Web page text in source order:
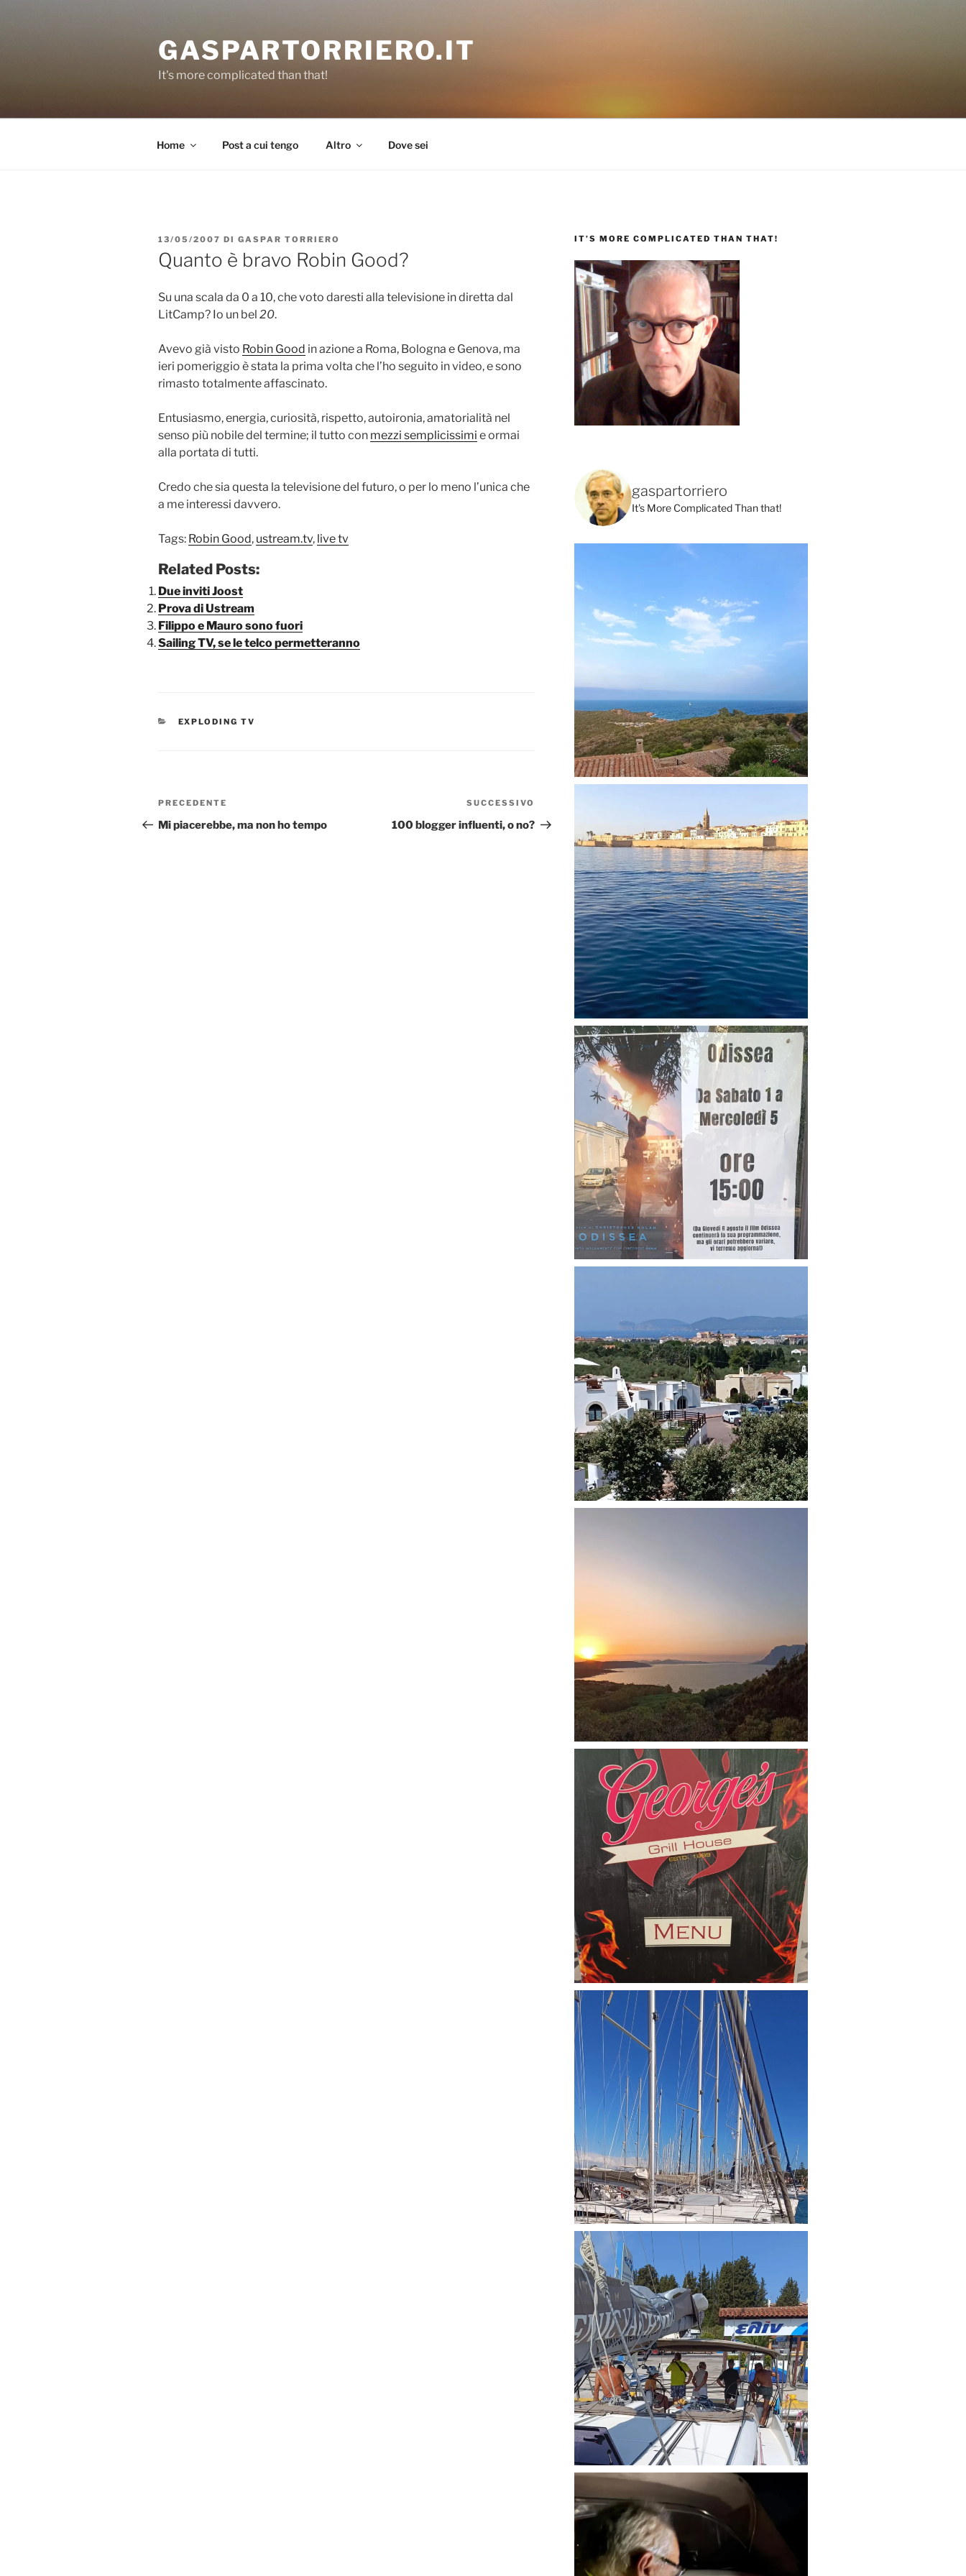
GASPARTORRIERO.IT
It's more complicated than that!
Home Post a cui tengo Altro Dove sei
PUBBLICATO
IL
13/05/2007 DI GASPAR TORRIERO
Quanto è bravo Robin Good?
Su una scala da 0 a 10, che voto daresti alla televisione in diretta dal
LitCamp? Io un bel 20.
Avevo già visto Robin Good in azione a Roma, Bologna e Genova, ma
ieri pomeriggio è stata la prima volta che l’ho seguito in video, e sono
rimasto totalmente affascinato.
Entusiasmo, energia, curiosità, rispetto, autoironia, amatorialità nel
senso più nobile del termine; il tutto con mezzi semplicissimi e ormai
alla portata di tutti.
Credo che sia questa la televisione del futuro, o per lo meno l’unica che
a me interessi davvero.
Tags: Robin Good, ustream.tv, live tv
Related Posts:
Due inviti Joost
Prova di Ustream
Filippo e Mauro sono fuori
Sailing TV, se le telco permetteranno
CATEGORIE
EXPLODING TV
Navigazione
articoli
Articolo
precedente:
PRECEDENTE
Mi piacerebbe, ma non ho tempo
successivo
SUCCESSIVO
100 blogger influenti, o no?
IT’S MORE COMPLICATED THAN THAT!
gaspartorriero
It's More Complicated Than that!